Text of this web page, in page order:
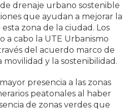
drenaje urbano sostenible
que ayudan a mejorar la
zona de la ciudad. Los
a cabo la UTE Urbanismo
del acuerdo marco de
movilidad y la sostenibilidad.
presencia a las zonas
peatonales al haber
de zonas verdes que